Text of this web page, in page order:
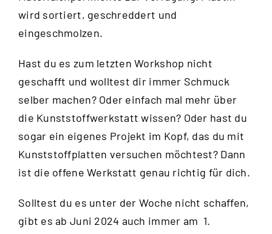
wird sortiert, geschreddert und
eingeschmolzen.
Hast du es zum letzten Workshop nicht
geschafft und wolltest dir immer Schmuck
selber machen? Oder einfach mal mehr über
die Kunststoffwerkstatt wissen? Oder hast du
sogar ein eigenes Projekt im Kopf, das du mit
Kunststoffplatten versuchen möchtest? Dann
ist die offene Werkstatt genau richtig für dich.
Solltest du es unter der Woche nicht schaffen,
gibt es ab Juni 2024 auch immer am 1.